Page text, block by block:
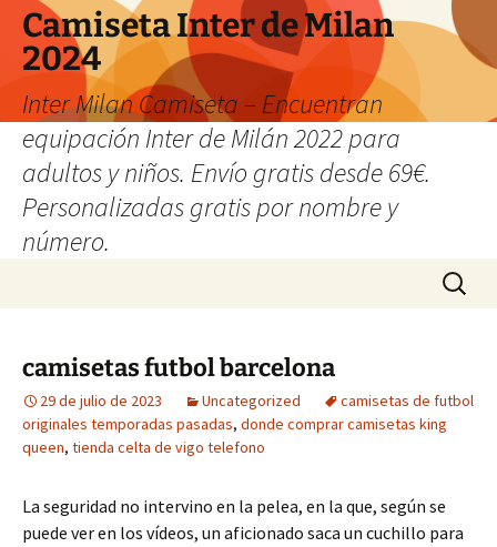
Camiseta Inter de Milan
2024
Inter Milan Camiseta – Encuentran
equipación Inter de Milán 2022 para
adultos y niños. Envío gratis desde 69€.
Personalizadas gratis por nombre y
número.
Buscar:
camisetas futbol barcelona
29 de julio de 2023 Uncategorized
camisetas de futbol
originales temporadas pasadas, donde comprar camisetas king
queen, tienda celta de vigo telefono
La seguridad no intervino en la pelea, en la que, según se
puede ver en los vídeos, un aficionado saca un cuchillo para